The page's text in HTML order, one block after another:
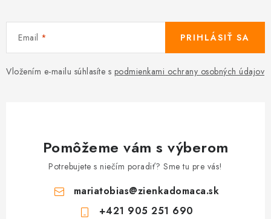
Email
Vložením e-mailu súhlasíte s podmienkami ochrany osobných údajov
PRIHLÁSIŤ SA
Pomôžeme vám s výberom
Potrebujete s niečím poradiť? Sme tu pre vás!
mariatobias@zienkadomaca.sk
+421 905 251 690